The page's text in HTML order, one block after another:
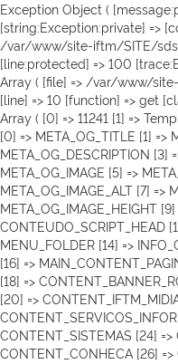
Exception Object (
[string:Exception:private] =>
/var/www/site-iftm/SITE/
[line:protected] => 100
Array ( [file] => /var/www/
[line] => 10 [function] => get
Array ( [0] => 11241 [1] =>
[0] => META_OG_TITLE [1] =>
META_OG_DESCRIPTION [3]
META_OG_IMAGE [5] =>
META_OG_IMAGE_ALT [7] =>
META_OG_IMAGE_HEIGHT
CONTEUDO_SCRIPT_HEAD
MENU_FOLDER [14] =>
[16] =>
[18] =>
[20] =>
CONTENT_SISTEMAS [24]
CONTENT_CONHECA [26]